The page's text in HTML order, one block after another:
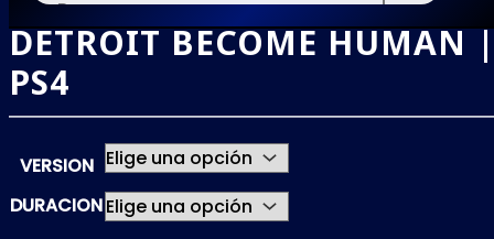
×
DETROIT BECOME HUMAN
PS4
VERSION
DURACION